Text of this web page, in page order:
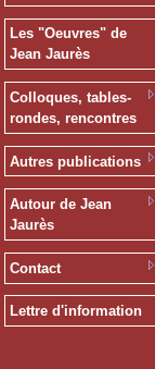
Les "Oeuvres" de
Jean Jaurès
Colloques, tables-
rondes, rencontres
Autres publications
Autour de Jean
Jaurès
Contact
Lettre d'information